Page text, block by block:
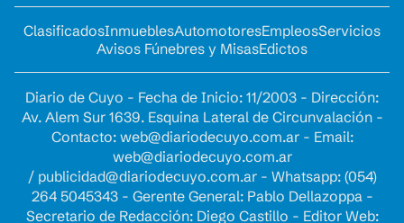
ClasificadosInmueblesAutomotoresEmpleosServicios
Avisos Fúnebres y MisasEdictos
Diario de Cuyo - Fecha de Inicio: 11/2003 - Dirección:
Av. Alem Sur 1639. Esquina Lateral de Circunvalación -
Contacto: web@diariodecuyo.com.ar- Email:
web@diariodecuyo.com.ar
/ publicidad@diariodecuyo.com.ar- Whatsapp: (054)
264 5045343 - Gerente General: Pablo Dellazoppa -
Secretario de Redacción: Diego Castillo - Editor Web: